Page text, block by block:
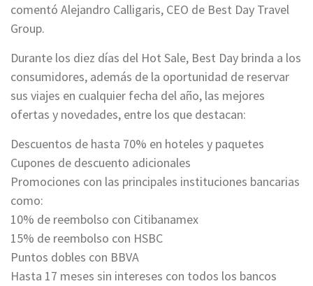
comentó Alejandro Calligaris, CEO de Best Day Travel
Group.
Durante los diez días del Hot Sale, Best Day brinda a los
consumidores, además de la oportunidad de reservar
sus viajes en cualquier fecha del año, las mejores
ofertas y novedades, entre los que destacan:
Descuentos de hasta 70% en hoteles y paquetes
Cupones de descuento adicionales
Promociones con las principales instituciones bancarias
como:
10% de reembolso con Citibanamex
15% de reembolso con HSBC
Puntos dobles con BBVA
Hasta 17 meses sin intereses con todos los bancos